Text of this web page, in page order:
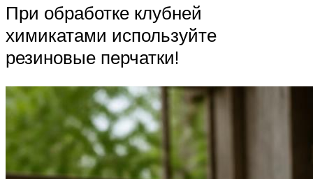
При обработке клубней
химикатами используйте
резиновые перчатки!